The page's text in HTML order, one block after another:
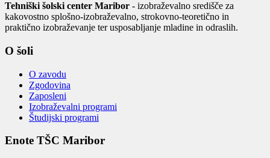
Tehniški šolski center Maribor - izobraževalno središče za
kakovostno splošno-izobraževalno, strokovno-teoretično in
praktično izobraževanje ter usposabljanje mladine in odraslih.
O šoli
O zavodu
Zgodovina
Zaposleni
Izobraževalni programi
Študijski programi
Enote TŠC Maribor